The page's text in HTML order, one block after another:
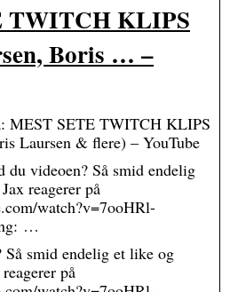
TWITCH KLIPS
Boris … –
MEST SETE TWITCH KLIPS
Laursen & flere) – YouTube
videoen? Så smid endelig
reagerer på
watch?v=7ooHRl-
…
smid endelig et like og
på